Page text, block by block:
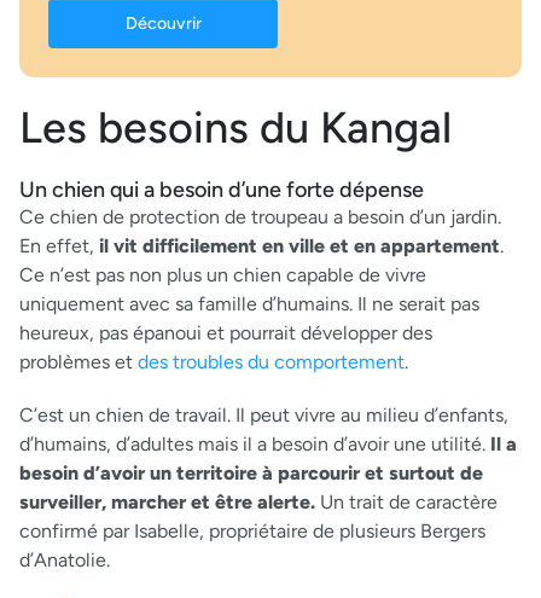
Découvrir
Les besoins du Kangal
Un chien qui a besoin d’une forte dépense
Ce chien de protection de troupeau a besoin d’un jardin.
En effet, il vit difficilement en ville et en appartement.
Ce n’est pas non plus un chien capable de vivre
uniquement avec sa famille d’humains. Il ne serait pas
heureux, pas épanoui et pourrait développer des
problèmes et des troubles du comportement.
C’est un chien de travail. Il peut vivre au milieu d’enfants,
d’humains, d’adultes mais il a besoin d’avoir une utilité. Il a
besoin d’avoir un territoire à parcourir et surtout de
surveiller, marcher et être alerte. Un trait de caractère
confirmé par Isabelle, propriétaire de plusieurs Bergers
d’Anatolie.